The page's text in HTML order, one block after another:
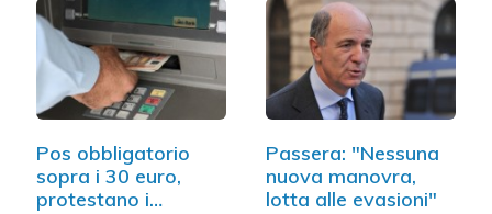
Pos obbligatorio
sopra i 30 euro,
protestano i
Passera: "Nessuna
nuova manovra,
lotta alle evasioni"